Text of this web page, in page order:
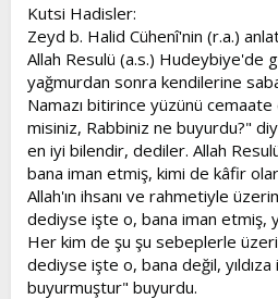
n
i
Kutsi Hadisler:
Zeyd b. Halid Cühenî'nin (r.a.)
Allah Resulü (a.s.) Hudeybiye'de
yağmurdan sonra kendilerine
Namazı bitirince yüzünü
misiniz, Rabbiniz ne buyurdu?"
en iyi bilendir, dediler. Allah
bana iman etmiş, kimi de kâfir
Allah'ın ihsanı ve rahmetiyle
dediyse işte o, bana iman etmiş,
Her kim de şu şu sebeplerle
dediyse işte o, bana değil,
buyurmuştur" buyurdu.